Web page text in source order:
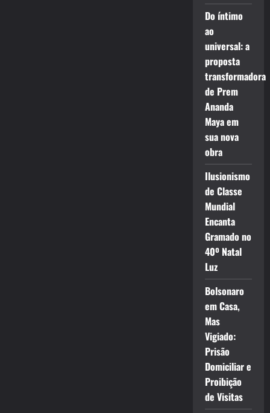
Do íntimo
ao
universal: a
proposta
transformadora
de Prem
Ananda
Maya em
sua nova
obra
Ilusionismo
de Classe
Mundial
Encanta
Gramado no
40º Natal
Luz
Bolsonaro
em Casa,
Mas
Vigiado:
Prisão
Domiciliar e
Proibição
de Visitas